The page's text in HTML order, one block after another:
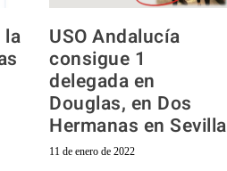
la
USO Andalucía
consigue 1
delegada en
Douglas, en Dos
Hermanas en Sevilla
11 de enero de 2022